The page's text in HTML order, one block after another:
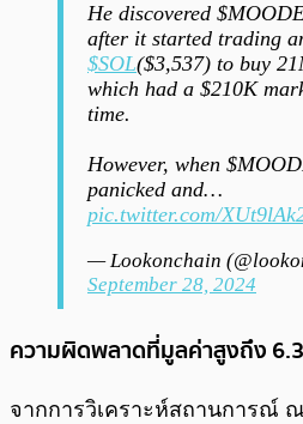
He discovered
after it started trading
$SOL($3,537) to buy
which had a $210K
time.
However, when
panicked and…
pic.twitter.com/
— Lookonchain
September 28, 2024
ความผิดพลาดที่มูลค่าสูงถึง
จากการวิเคราะห์สถานการณ์